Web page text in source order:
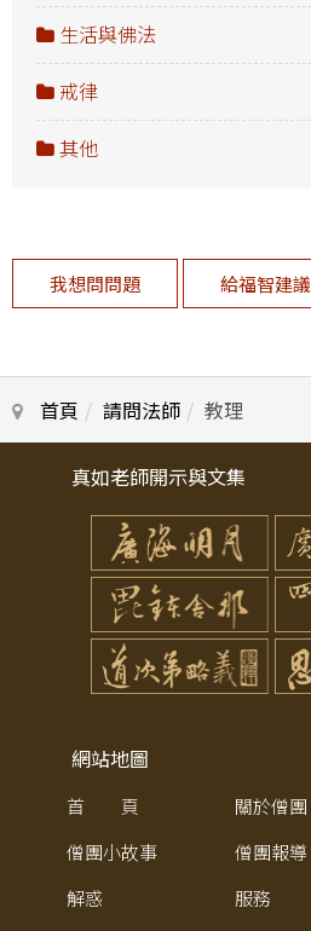
生活與佛法
戒律
其他
我想問問題 給福智建議
首頁 請問法師 教理
真如老師開示與文集
網站地圖
首 頁 關於僧團
僧團小故事
僧團報導
解惑
服務